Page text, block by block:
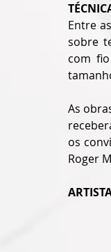
Entre
sobre
com
As
os
Roger